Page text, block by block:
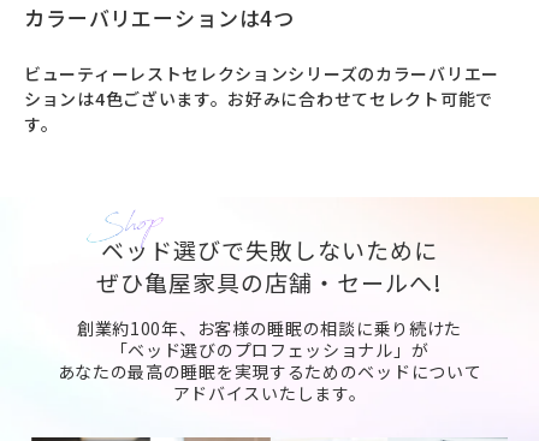
カラーバリエーションは4つ
ビューティーレストセレクションシリーズのカラーバリエー
ションは4色ございます。お好みに合わせてセレクト可能で
す。
ベッド選びで失敗しないために
ぜひ亀屋家具の店舗・セールへ!
創業約100年、お客様の睡眠の相談に乗り続けた
「ベッド選びのプロフェッショナル」が
あなたの最高の睡眠を実現するためのベッドについて
アドバイスいたします。